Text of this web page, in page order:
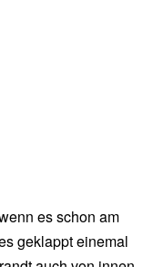
es schon am
geklappt einemal